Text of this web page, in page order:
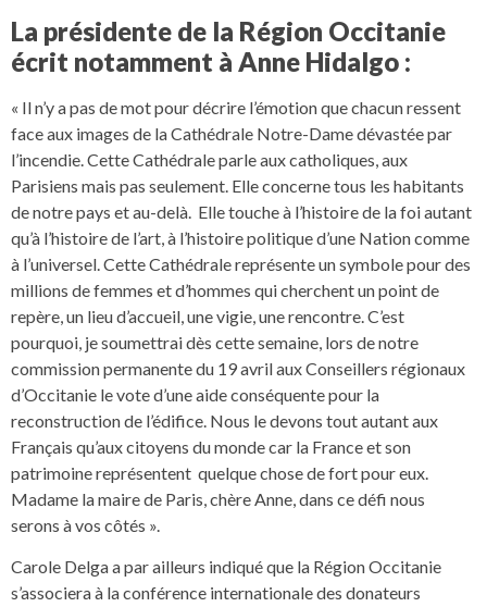
La présidente de la Région Occitanie
écrit notamment à Anne Hidalgo :
« Il n’y a pas de mot pour décrire l’émotion que chacun ressent
face aux images de la Cathédrale Notre-Dame dévastée par
l’incendie. Cette Cathédrale parle aux catholiques, aux
Parisiens mais pas seulement. Elle concerne tous les habitants
de notre pays et au-delà. Elle touche à l’histoire de la foi autant
qu’à l’histoire de l’art, à l’histoire politique d’une Nation comme
à l’universel. Cette Cathédrale représente un symbole pour des
millions de femmes et d’hommes qui cherchent un point de
repère, un lieu d’accueil, une vigie, une rencontre. C’est
pourquoi, je soumettrai dès cette semaine, lors de notre
commission permanente du 19 avril aux Conseillers régionaux
d’Occitanie le vote d’une aide conséquente pour la
reconstruction de l’édifice. Nous le devons tout autant aux
Français qu’aux citoyens du monde car la France et son
patrimoine représentent quelque chose de fort pour eux.
Madame la maire de Paris, chère Anne, dans ce défi nous
serons à vos côtés ».
Carole Delga a par ailleurs indiqué que la Région Occitanie
s’associera à la conférence internationale des donateurs